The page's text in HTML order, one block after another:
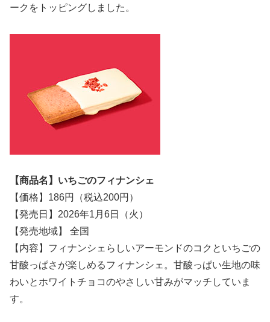
ークをトッピングしました。
【商品名】いちごのフィナンシェ
【価格】186円（税込200円）
【発売日】2026年1月6日（火）
【発売地域】 全国
【内容】フィナンシェらしいアーモンドのコクといちごの
甘酸っぱさが楽しめるフィナンシェ。甘酸っぱい生地の味
わいとホワイトチョコのやさしい甘みがマッチしていま
す。